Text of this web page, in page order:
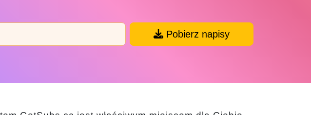
Pobierz napisy